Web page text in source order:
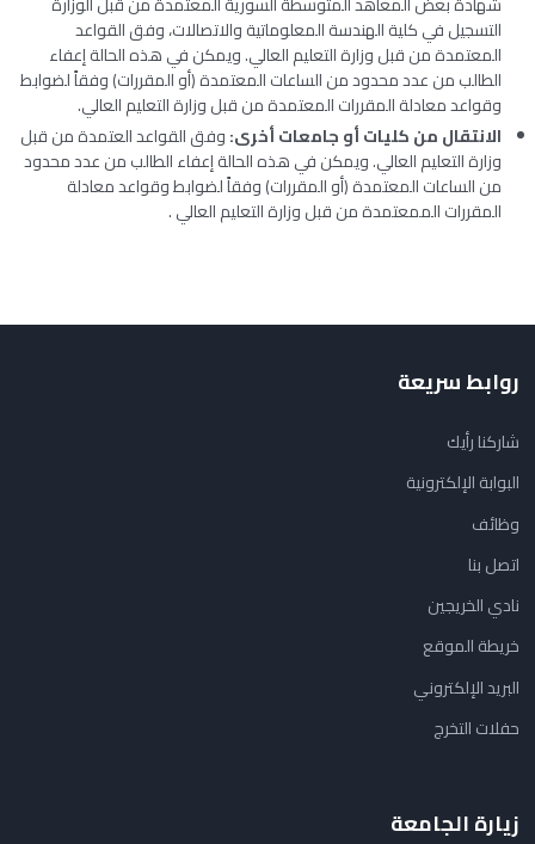
التسجيل في كلية الهندسة المعلوماتية والاتصالات، وفق القواعد
المعتمدة من قبل وزارة التعليم العالي. ويمكن في هذه الحالة إعفاء
الطالب من عدد محدود من الساعات المعتمدة (أو المقررات) وفقاً لضوابط
وقواعد معادلة المقررات المعتمدة من قبل وزارة التعليم العالي.
الانتقال من كليات أو جامعات أخرى:وفق القواعد العتمدة من قبل
وزارة التعليم العالي. ويمكن في هذه الحالة إعفاء الطالب من عدد محدود
من الساعات المعتمدة (أو المقررات) وفقاً لضوابط وقواعد معادلة
المقررات الممعتمدة من قبل وزارة التعليم العالي .
روابط سريعة
شاركنا رأيك
البوابة الإلكترونية
وظائف
اتصل بنا
نادي الخريجين
خريطة الموقع
البريد الإلكتروني
حفلات التخرج
زيارة الجامعة